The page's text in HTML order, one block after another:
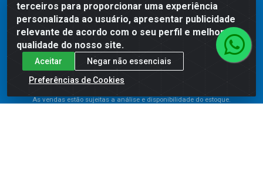
terceiros para proporcionar uma experiência
personalizada ao usuário, apresentar publicidade
relevante de acordo com o seu perfil e melhorar a
qualidade do nosso site.
Aceitar
Negar não essenciais
Preferências de Cookies
Preços, promoções, condições de pagamento e frete são válidos
para compras realizadas exclusivamente pelo site. Caso haja
divergência de preço de um produto, será válido o preço que for
As vendas estão sujeitas a análise e disponibilidade do estoque.